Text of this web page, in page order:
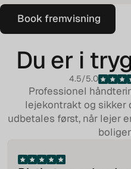
Book fremvisning
Book fremvisning
Du er i
4.5/5.0
Professionel
lejekontrakt og sikker
udbetales først, når lejer